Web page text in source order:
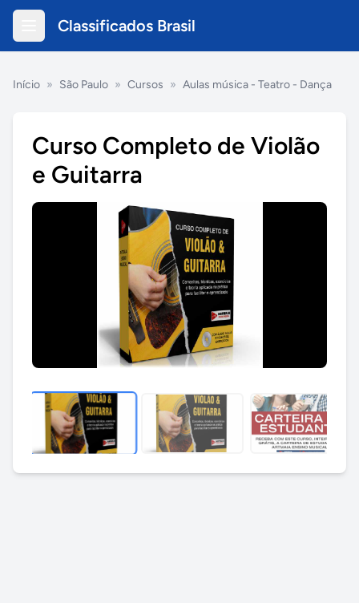
Classificados Brasil
Início » São Paulo » Cursos » Aulas música - Teatro - Dança
Curso Completo de Violão
e Guitarra